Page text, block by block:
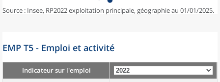
Source : Insee, RP2022 exploitation principale, géographie au 01/01/2025.
EMP T5 - Emploi et activité
Indicateur sur l'emploi